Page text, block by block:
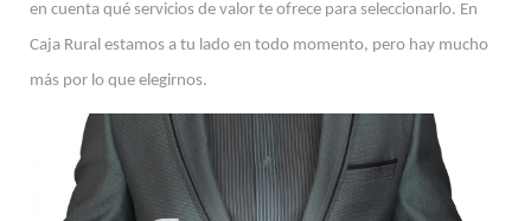
en cuenta qué servicios de valor te ofrece para seleccionarlo. En
Caja Rural estamos a tu lado en todo momento, pero hay mucho
más por lo que elegirnos.